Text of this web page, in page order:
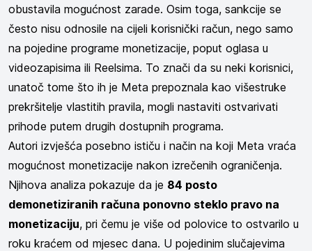
obustavila mogućnost zarade. Osim toga, sankcije se
često nisu odnosile na cijeli korisnički račun, nego samo
na pojedine programe monetizacije, poput oglasa u
videozapisima ili Reelsima. To znači da su neki korisnici,
unatoč tome što ih je Meta prepoznala kao višestruke
prekršitelje vlastitih pravila, mogli nastaviti ostvarivati
prihode putem drugih dostupnih programa.
Autori izvješća posebno ističu i način na koji Meta vraća
mogućnost monetizacije nakon izrečenih ograničenja.
Njihova analiza pokazuje da je 84 posto
demonetiziranih računa ponovno steklo pravo na
monetizaciju, pri čemu je više od polovice to ostvarilo u
roku kraćem od mjesec dana. U pojedinim slučajevima